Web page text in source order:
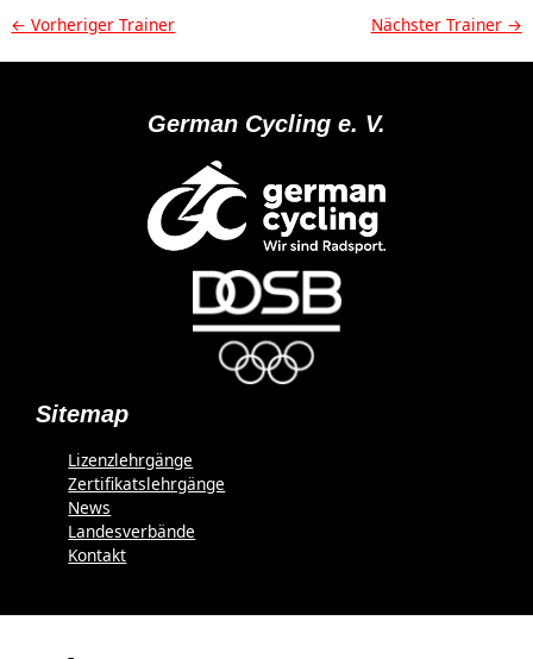
Beitragsnavigation
← Vorheriger Trainer Nächster Trainer →
German Cycling e. V.
Sitemap
Lizenzlehrgänge
Zertifikatslehrgänge
News
Landesverbände
Kontakt